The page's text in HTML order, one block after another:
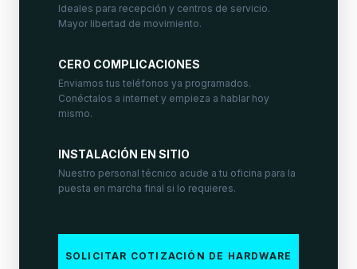
Ideales para recepción y centros de servicio.
Mayor libertad de movimiento.
CERO COMPLICACIONES
Enviamos tus teléfonos ya programados.
Conéctalos a internet y empieza a hablar hoy
mismo.
INSTALACIÓN EN SITIO
Nuestro personal técnico acude a tu oficina para la
puesta en marcha final si lo requieres.
SOLICITAR COTIZACIÓN DE HARDWARE